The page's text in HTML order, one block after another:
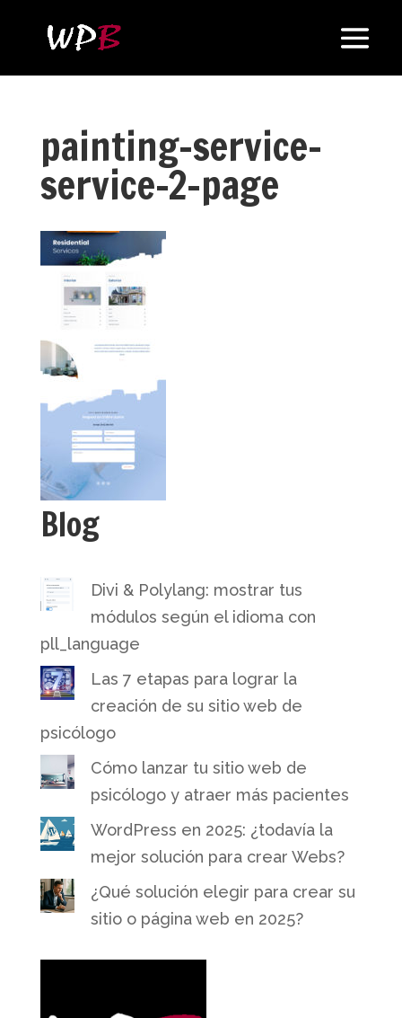
painting-service-
service-2-page
Blog
Divi & Polylang: mostrar tus
módulos según el idioma con
pll_language
Las 7 etapas para lograr la
creación de su sitio web de
psicólogo
Cómo lanzar tu sitio web de
psicólogo y atraer más pacientes
WordPress en 2025: ¿todavía la
mejor solución para crear Webs?
¿Qué solución elegir para crear su
sitio o página web en 2025?